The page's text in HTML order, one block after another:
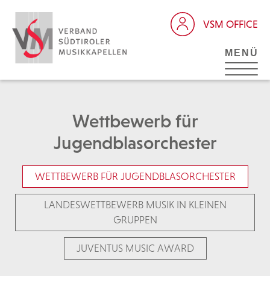
VSM OFFICE
MENÜ
Wettbewerb für
Jugendblasorchester
WETTBEWERB FÜR JUGENDBLASORCHESTER
LANDESWETTBEWERB MUSIK IN KLEINEN
GRUPPEN
JUVENTUS MUSIC AWARD